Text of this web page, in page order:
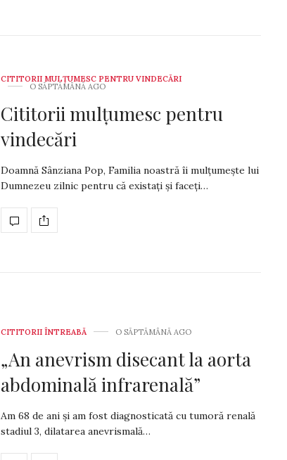
CITITORII MULȚUMESC PENTRU VINDECĂRI
O SĂPTĂMÂNĂ AGO
Cititorii mulțumesc pentru
vindecări
Doamnă Sânziana Pop, Familia noastră îi mulțumește lui
Dumnezeu zilnic pentru că existați și faceți…
CITITORII ÎNTREABĂ O SĂPTĂMÂNĂ AGO
„An anevrism disecant la aorta
abdominală infrarenală”
Am 68 de ani și am fost diagnosticată cu tumoră renală
stadiul 3, dilatarea anevrismală…